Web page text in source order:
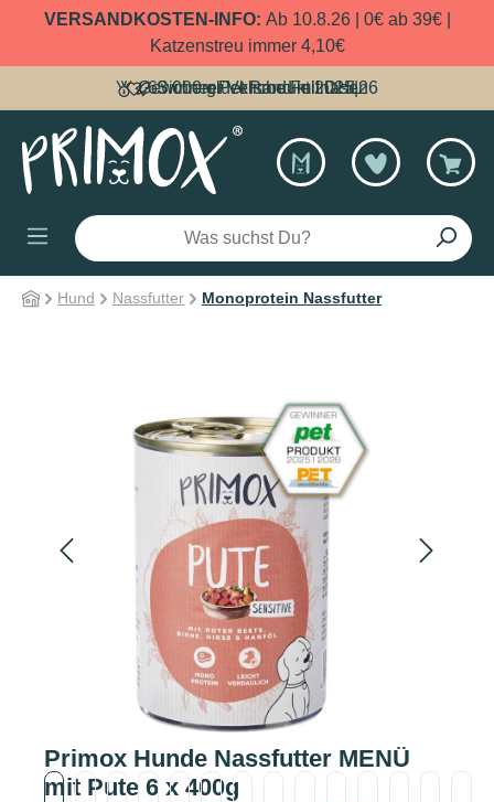
springen
VERSANDKOSTEN-INFO: Ab 10.8.26 | 0€ ab 39€ |
Katzenstreu immer 4,10€
Sicherer Versand mit DHL
63.000 glückliche Fellnasen
Gewinner Pet Produkt 2025|26
Hund Nassfutter Monoprotein Nassfutter
Primox Hunde Nassfutter MENÜ
mit Pute 6 x 400g